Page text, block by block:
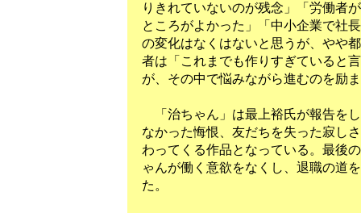
りきれていないのが残念」「労働者
ところがよかった」「中小企業で社
の変化はなくはないと思うが、やや
者は「これまでも作りすぎていると
が、その中で悩みながら進むのを励
「治ちゃん」は最上裕氏が報告を
なかった悔恨、友だちを失った寂し
わってくる作品となっている。最後
ゃんが働く意欲をなくし、退職の道
た。